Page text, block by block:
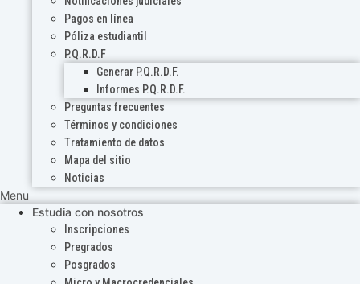
Pagos en línea
Póliza estudiantil
P.Q.R.D.F
Generar P.Q.R.D.F.
Informes P.Q.R.D.F.
Preguntas frecuentes
Términos y condiciones
Tratamiento de datos
Mapa del sitio
Noticias
Menu
Estudia con nosotros
Inscripciones
Pregrados
Posgrados